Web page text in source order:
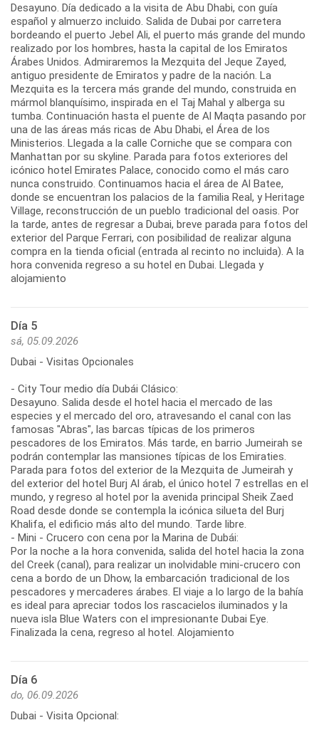
Desayuno. Día dedicado a la visita de Abu Dhabi, con guía
español y almuerzo incluido. Salida de Dubai por carretera
bordeando el puerto Jebel Ali, el puerto más grande del mundo
realizado por los hombres, hasta la capital de los Emiratos
Árabes Unidos. Admiraremos la Mezquita del Jeque Zayed,
antiguo presidente de Emiratos y padre de la nación. La
Mezquita es la tercera más grande del mundo, construida en
mármol blanquísimo, inspirada en el Taj Mahal y alberga su
tumba. Continuación hasta el puente de Al Maqta pasando por
una de las áreas más ricas de Abu Dhabi, el Área de los
Ministerios. Llegada a la calle Corniche que se compara con
Manhattan por su skyline. Parada para fotos exteriores del
icónico hotel Emirates Palace, conocido como el más caro
nunca construido. Continuamos hacia el área de Al Batee,
donde se encuentran los palacios de la familia Real, y Heritage
Village, reconstrucción de un pueblo tradicional del oasis. Por
la tarde, antes de regresar a Dubai, breve parada para fotos del
exterior del Parque Ferrari, con posibilidad de realizar alguna
compra en la tienda oficial (entrada al recinto no incluida). A la
hora convenida regreso a su hotel en Dubai. Llegada y
alojamiento
Día 5
sá, 05.09.2026
Dubai - Visitas Opcionales
- City Tour medio día Dubái Clásico:
Desayuno. Salida desde el hotel hacia el mercado de las
especies y el mercado del oro, atravesando el canal con las
famosas "Abras", las barcas típicas de los primeros
pescadores de los Emiratos. Más tarde, en barrio Jumeirah se
podrán contemplar las mansiones típicas de los Emiraties.
Parada para fotos del exterior de la Mezquita de Jumeirah y
del exterior del hotel Burj Al árab, el único hotel 7 estrellas en el
mundo, y regreso al hotel por la avenida principal Sheik Zaed
Road desde donde se contempla la icónica silueta del Burj
Khalifa, el edificio más alto del mundo. Tarde libre.
- Mini - Crucero con cena por la Marina de Dubái:
Por la noche a la hora convenida, salida del hotel hacia la zona
del Creek (canal), para realizar un inolvidable mini-crucero con
cena a bordo de un Dhow, la embarcación tradicional de los
pescadores y mercaderes árabes. El viaje a lo largo de la bahía
es ideal para apreciar todos los rascacielos iluminados y la
nueva isla Blue Waters con el impresionante Dubai Eye.
Finalizada la cena, regreso al hotel. Alojamiento
Día 6
do, 06.09.2026
Dubai - Visita Opcional: